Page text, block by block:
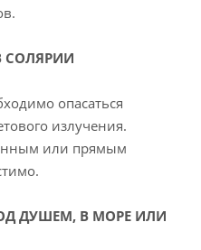
СОЛЯРИИ
опасаться
излучения.
или прямым
ДУШЕМ, В МОРЕ ИЛИ